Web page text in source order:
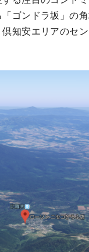
ゴンドラ坂」の
知安エリアのセ